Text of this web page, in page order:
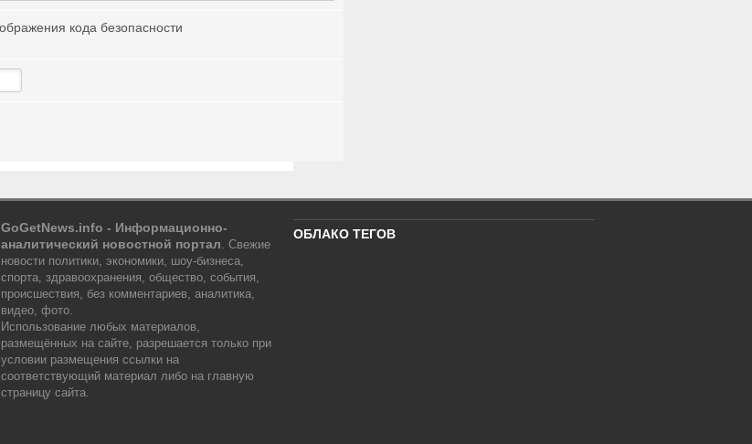
GoGetNews.info - Информационно-
аналитический новостной портал. Свежие
новости политики, экономики, шоу-бизнеса,
спорта, здравоохранения, общество, события,
происшествия, без комментариев, аналитика,
видео, фото.
Использование любых материалов,
размещённых на сайте, разрешается только при
условии размещения ссылки на
соответствующий материал либо на главную
страницу сайта.
ОБЛАКО ТЕГОВ